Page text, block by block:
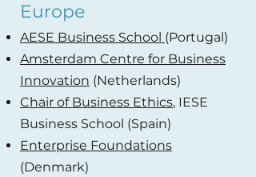
Europe
AESE Business School (Portugal)
Amsterdam Centre for Business
Innovation (Netherlands)
Chair of Business Ethics, IESE
Business School (Spain)
Enterprise Foundations
(Denmark)